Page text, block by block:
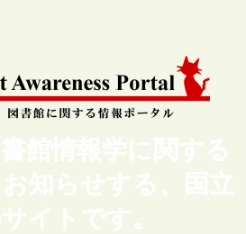
館情報学に関する
知らせする、国立
イトです。